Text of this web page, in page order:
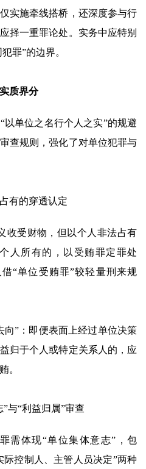
实施牵线搭桥，还深度参与行
择一重罪论处。实务中应特别
罪”的边界。
质界分
以单位之名行个人之实”的规避
查规则，强化了对单位犯罪与
有的穿透认定
收受财物，但以个人非法占有
人所有的，以受贿罪定罪处
“单位受贿罪”较轻量刑来规
向”：即便表面上经过单位决策
归于个人或特定关系人的，应
。
”与“利益归属”审查
需体现“单位集体意志”，包
际控制人、主管人员决定”两种